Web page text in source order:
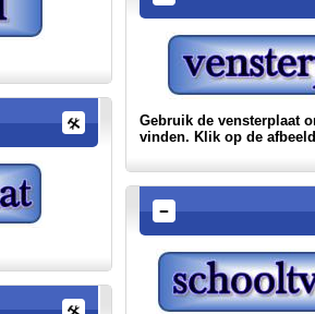
Gebruik de vensterplaat
vinden. Klik op de